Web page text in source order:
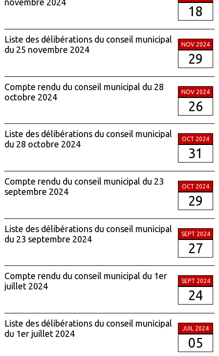
novembre 2024
18
Liste des délibérations du conseil municipal
du 25 novembre 2024
NOV 2024
29
Compte rendu du conseil municipal du 28
octobre 2024
NOV 2024
26
Liste des délibérations du conseil municipal
du 28 octobre 2024
OCT 2024
31
Compte rendu du conseil municipal du 23
septembre 2024
OCT 2024
29
Liste des délibérations du conseil municipal
du 23 septembre 2024
SEPT 2024
27
Compte rendu du conseil municipal du 1er
juillet 2024
SEPT 2024
24
Liste des délibérations du conseil municipal
du 1er juillet 2024
JUIL 2024
05